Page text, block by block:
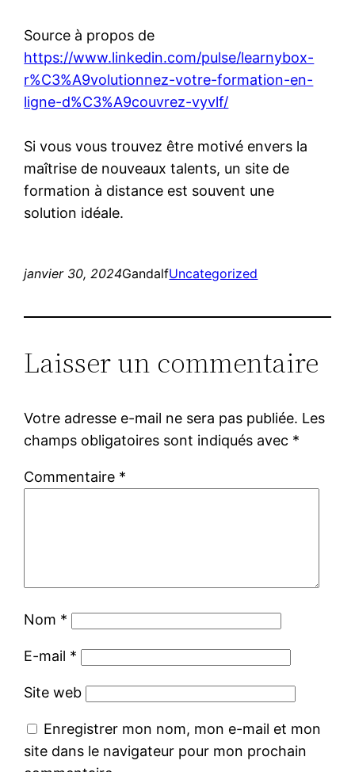
Source à propos de
https://www.linkedin.com/pulse/learnybox-
r%C3%A9volutionnez-votre-formation-en-
ligne-d%C3%A9couvrez-vyvlf/
Si vous vous trouvez être motivé envers la
maîtrise de nouveaux talents, un site de
formation à distance est souvent une
solution idéale.
janvier 30, 2024GandalfUncategorized
Laisser un commentaire
Votre adresse e-mail ne sera pas publiée. Les
champs obligatoires sont indiqués avec *
Commentaire *
Nom *
E-mail *
Site web
Enregistrer mon nom, mon e-mail et mon
site dans le navigateur pour mon prochain